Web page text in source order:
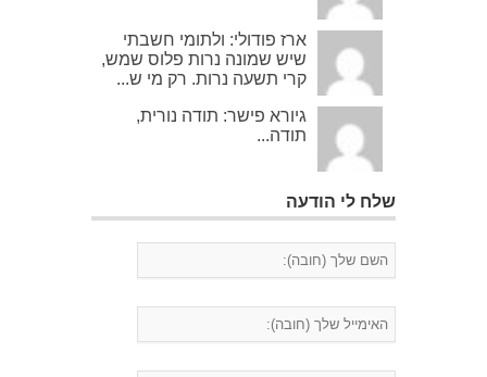
ארז פודולי: ולתומי חשבתי
שיש שמונה נרות פלוס שמש,
קרי תשעה נרות. רק מי ש...
גיורא פישר: תודה נורית,
תודה...
שלח לי הודעה